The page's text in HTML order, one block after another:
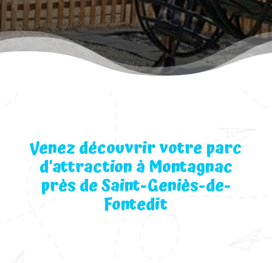
Venez découvrir votre parc
d’attraction à Montagnac
près de Saint-Geniès-de-
Fontedit